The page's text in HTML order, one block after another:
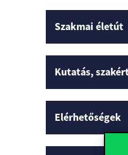
Szakmai életút
Kutatás,
Elérhetőségek